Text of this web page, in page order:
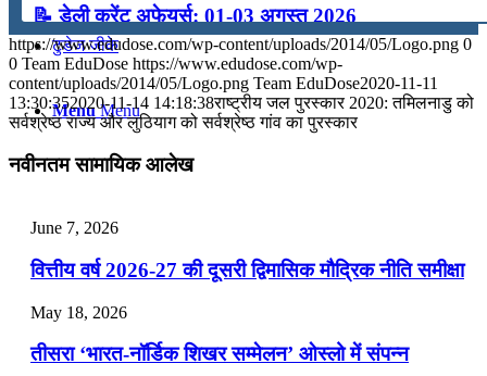
टुडेज जीके
Menu Menu
📝 डेली करेंट अफेयर्स: 01-03 अगस्त 2026
July 31, 2026
📝 डेली करेंट अफेयर्स: 28-31 जुलाई 2026
July 25, 2026
📝 डेली करेंट अफेयर्स: 22-24 जुलाई 2026
July 22, 2026
📝 डेली करेंट अफेयर्स: 19-21 जुलाई 2026
https://www.edudose.com/wp-content/uploads/2014/05/Logo.png 0
0 Team EduDose https://www.edudose.com/wp-
content/uploads/2014/05/Logo.png Team EduDose2020-11-11
13:30:352020-11-14 14:18:38राष्ट्रीय जल पुरस्कार 2020: तमिलनाडु को
सर्वश्रेष्ठ राज्य और लुठियाग को सर्वश्रेष्ठ गांव का पुरस्कार
नवीनतम सामायिक आलेख
June 7, 2026
वित्तीय वर्ष 2026-27 की दूसरी द्विमासिक मौद्रिक नीति समीक्षा
May 18, 2026
तीसरा ‘भारत-नॉर्डिक शिखर सम्मेलन’ ओस्लो में संपन्न